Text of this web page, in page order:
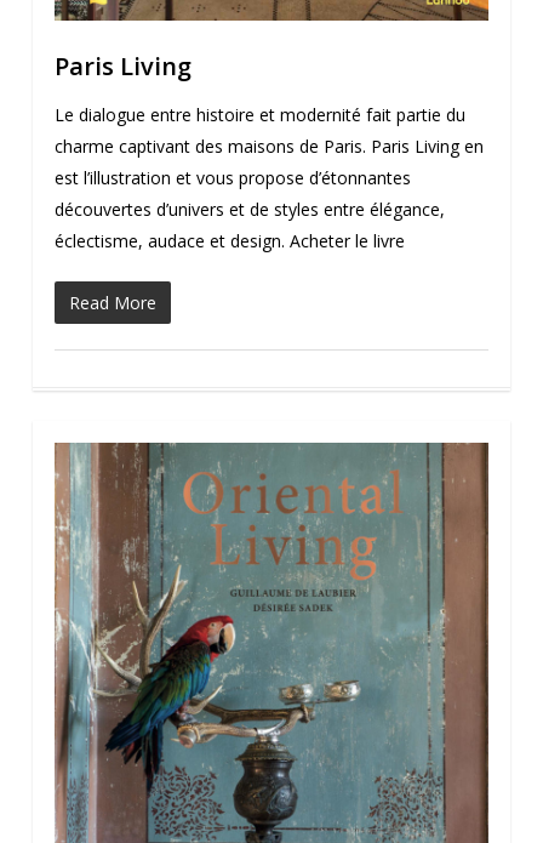
Paris Living
Le dialogue entre histoire et modernité fait partie du
charme captivant des maisons de Paris. Paris Living en
est l’illustration et vous propose d’étonnantes
découvertes d’univers et de styles entre élégance,
éclectisme, audace et design. Acheter le livre
Read More
0